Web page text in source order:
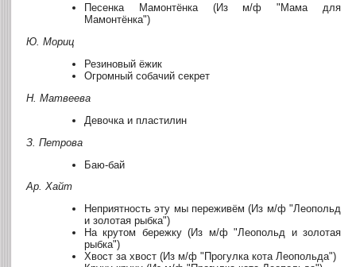
Песенка Мамонтёнка (Из м/ф "Мама для
Мамонтёнка")
Ю. Мориц
Резиновый ёжик
Огромный собачий секрет
Н. Матвеева
Девочка и пластилин
З. Петрова
Баю-бай
Ар. Хайт
Неприятность эту мы переживём (Из м/ф "Леопольд
и золотая рыбка")
На крутом бережку (Из м/ф "Леопольд и золотая
рыбка")
Хвост за хвост (Из м/ф "Прогулка кота Леопольда")